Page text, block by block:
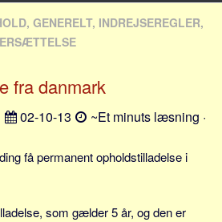
GENERELT, INDREJSEREGLER,
fra danmark
02-10-13
~Et minuts læsning ·
få permanent opholdstilladelse i
som gælder 5 år, og den er